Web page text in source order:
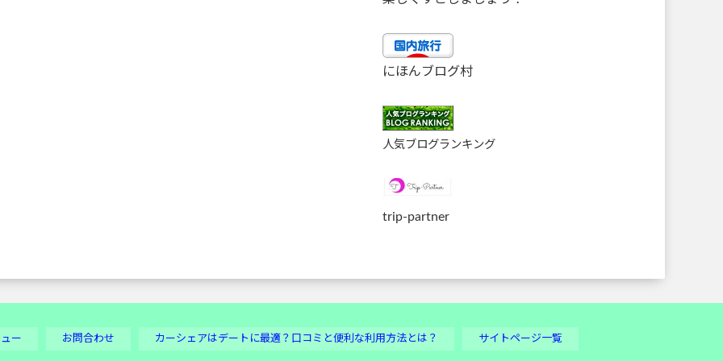
にほんブログ村
人気ブログランキング
trip-partner
ー お問合わせ カーシェアはデートに最適？口コミと便利な利用方法とは？ サイトページ一覧